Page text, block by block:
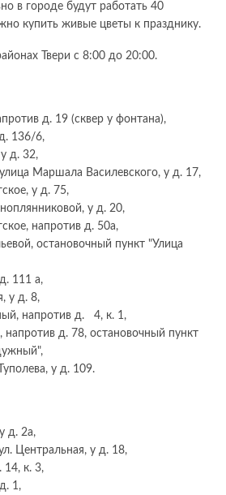
в городе будут работать 40
купить живые цветы к празднику.
Твери с 8:00 до 20:00.
д. 19 (сквер у фонтана),
136/6,
д. 32,
Маршала Василевского, у д. 17,
у д. 75,
у д. 20,
напротив д. 50а,
остановочный пункт "Улица
111 а,
у д. 8,
напротив д. 4, к. 1,
напротив д. 78, остановочный пункт
у д. 109.
д. 2а,
Центральная, у д. 18,
14, к. 3,
1,